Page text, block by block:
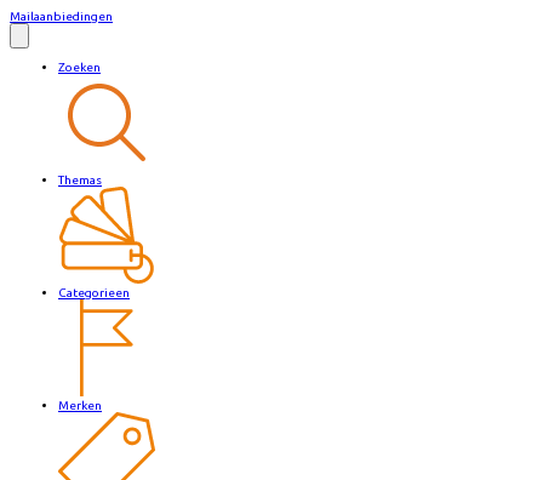
Mailaanbiedingen
Zoeken
Themas
Categorieen
Merken